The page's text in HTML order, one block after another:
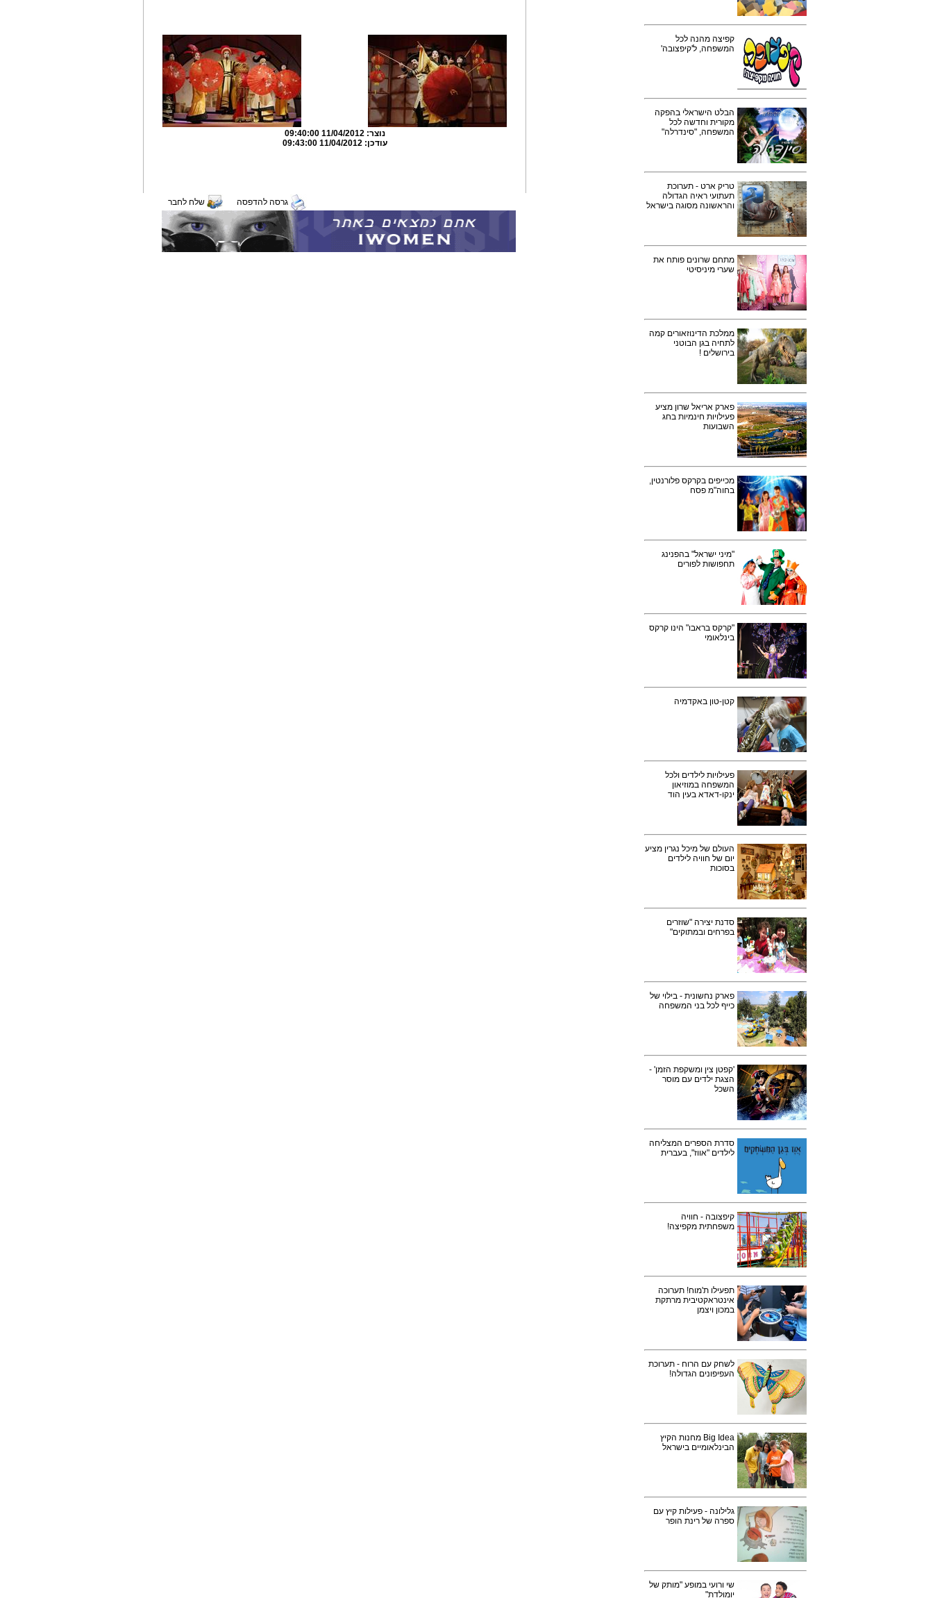
קפיצה מהנה לכל
המשפחה, ל'קיפצובה'
הבלט הישראלי בהפקה
מקורית וחדשה לכל
המשפחה, "סינדרלה"
טריק ארט - תערוכת
תעתועי ראיה הגדולה
והראשונה מסוגה בישראל
מתחם שרונים פותח את
שערי מיניסיטי
ממלכת הדינוזאורים קמה
לתחיה בגן הבוטני
בירושלים !
פארק אריאל שרון מציע
פעילויות חינמיות בחג
השבועות
מכייפים בקרקס פלורנטין,
בחוה"מ פסח
"מיני ישראל" בהפנינג
תחפושות לפורים
"קרקס בראבו" הינו קרקס
בינלאומי
קטן-טון באקדמיה
פעילויות לילדים ולכל
המשפחה במוזיאון
ינקו-דאדא בעין הוד
העולם של מיכל נגרין מציע
יום של חוויה לילדים
בסוכות
סדנת יצירה "שוזרים
בפרחים ובמתוקים"
פארק נחשונית - בילוי של
כייף לכל בני המשפחה
'קפטן צין ומשקפת הזמן' -
הצגת ילדים עם מוסר
השכל
סדרת הספרים המצליחה
לילדים "אווז", בעברית
קיפצובה - חוויה
משפחתית מקפיצה!
תפעילו ת'מוח! תערוכה
אינטראקטיבית מרתקת
במכון ויצמן
לשחק עם הרוח - תערוכת
העפיפונים הגדולה!
Big Idea מחנות הקיץ
הבינלאומיים בישראל
גלילונה - פעילות קיץ עם
ספרה של רינת הופר
שי ורועי במופע "מותק של
יומולדת"
נוצר:11/04/2012 09:40:00
עודכן:11/04/2012 09:43:00
גרסה להדפסה שלח לחבר